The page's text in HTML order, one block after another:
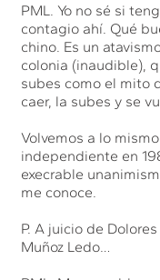
PML. Yo no sé si
contagio ahí. Qué
chino. Es un
colonia (inaudible),
subes como el mito
caer, la subes y se
Volvemos a lo
independiente en
execrable
me conoce.
P. A juicio de
Muñoz Ledo…